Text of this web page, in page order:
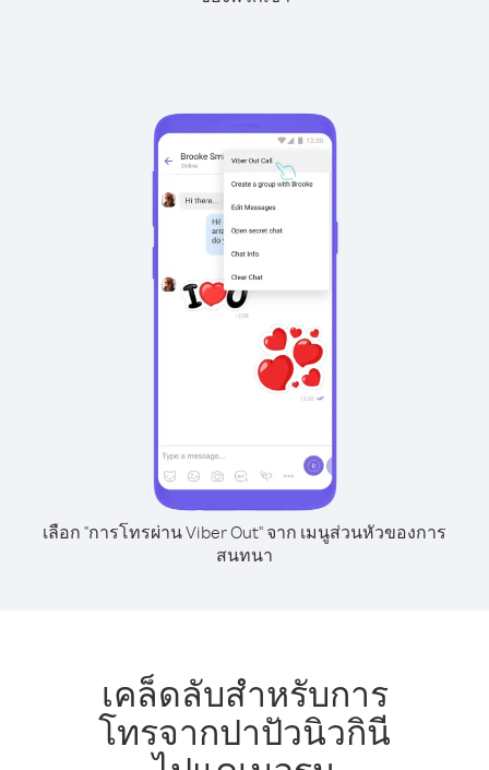
เลือก "การโทรผ่าน Viber Out" จาก เมนูส่วนหัวของการ
สนทนา
เคล็ดลับสำหรับการ
โทรจากปาปัวนิวกินี